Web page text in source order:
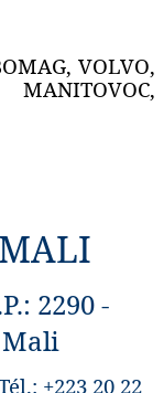
VOLVO,
MALI
2290 -
Mali
+223 20 22